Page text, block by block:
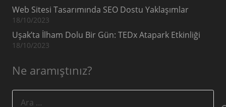
Web Sitesi Tasarımında SEO Dostu Yaklaşımlar
18/10/2023
Uşak’ta İlham Dolu Bir Gün: TEDx Atapark Etkinliği
18/10/2023
Ne aramıştınız?